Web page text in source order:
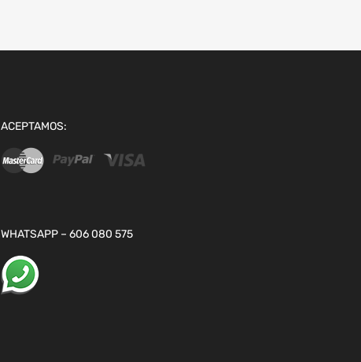
ACEPTAMOS:
WHATSAPP – 606 080 575